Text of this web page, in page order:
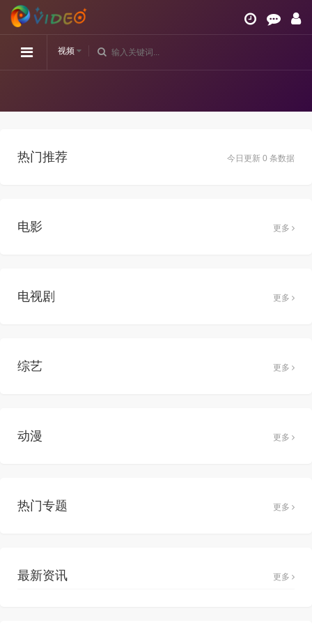
视频
今日更新 0 条数据
热门推荐
电影 更多
电视剧 更多
综艺 更多
动漫 更多
热门专题 更多
最新资讯 更多